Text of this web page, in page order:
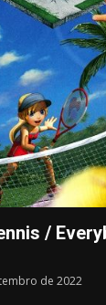
/
de 2022